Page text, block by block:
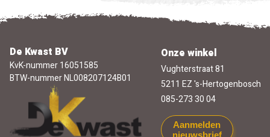
De Kwast BV
KvK-nummer 16051585
BTW-nummer NL008207124B01
Onze winkel
Vughterstraat 81
5211 EZ 's-Hertogenbosch
085-273 30 04
Aanmelden
nieuwsbrief